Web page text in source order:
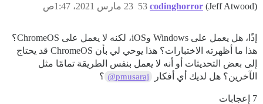
codinghorror (Jeff Atwood) 23 مارس 2021، 1:47ص 53
إذًا، هل يعمل على Windows وiOS، لكنه لا يعمل على ChromeOS؟
هذا ما أظهرته الاختبارات؟ هذا يوحي لي بأن ChromeOS قد يحتاج
إلى بعض التحديثات أو أنه لا يعمل بنفس الطريقة تمامًا مثل
الآخرين؟ هل لديك أي أفكار
@pmusaraj ؟
7 إعجابات